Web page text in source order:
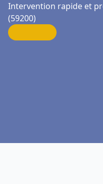
Intervention rapide et
(59200)